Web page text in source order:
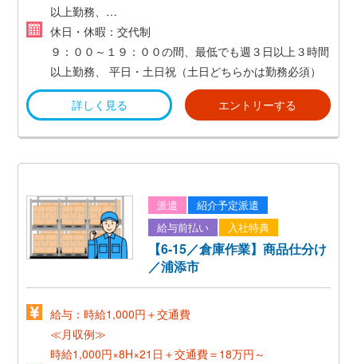
以上勤務、
平日・土日祝（土日どちらかは勤務必須）
休日・休暇：交代制
９：００～１９：００の間、最低でも週３日以上３時間
以上勤務、
平日・土日祝（土日どちらかは勤務必須）
詳しく見る エントリーする
派遣
紹介予定派遣
給与前払い
入社特典
【6-15／倉庫作業】商品仕分け
／浦添市
給与：時給1,000円＋交通費
≪月収例≫
時給1,000円×8H×21日＋交通費＝18万円～